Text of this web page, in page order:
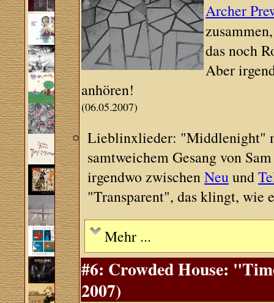
Archer
das noch
Aber
anhören!
(06.05.2007)
Lieblinxlieder: "Middlenight"
samtweichem Gesang von
irgendwo zwischenNeuund
"Transparent", das klingt, wie
Mehr ...
#6: Crowded House:
2007)